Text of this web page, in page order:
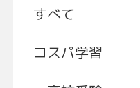
すべて
コスパ学習